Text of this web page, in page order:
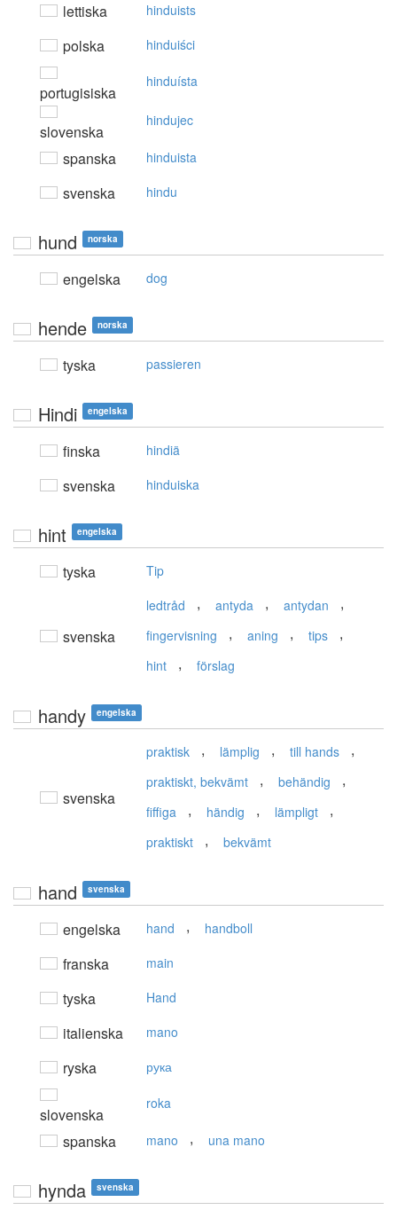
lettiska hinduists
polska hinduiści
portugisiska
hinduísta
slovenska
hindujec
spanska hinduista
svenska hindu
hund norska
engelska dog
hende norska
tyska passieren
Hindi engelska
finska hindiä
svenska hinduiska
hint engelska
tyska Tip
svenska
ledtråd , antyda , antydan ,
fingervisning , aning , tips ,
hint , förslag
handy engelska
svenska
praktisk , lämplig , till hands ,
praktiskt, bekvämt , behändig ,
fiffiga , händig , lämpligt ,
praktiskt , bekvämt
hand svenska
engelska hand , handboll
franska main
tyska Hand
italienska mano
ryska рука
slovenska
roka
spanska mano , una mano
hynda svenska